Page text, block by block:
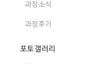
과정소식
과정후기
포토갤러리